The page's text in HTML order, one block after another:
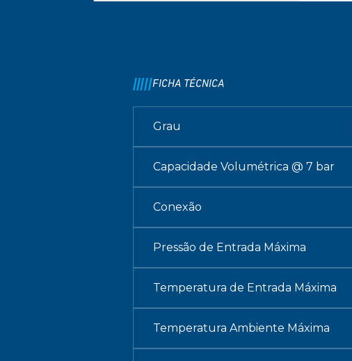
FICHA TÉCNICA
Grau
Capacidade Volumétrica @ 7 bar
Conexão
Pressão de Entrada Máxima
Temperatura de Entrada Máxima
Temperatura Ambiente Máxima